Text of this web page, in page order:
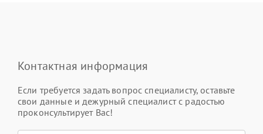
Контактная информация
Если требуется задать вопрос специалисту, оставьте
свои данные и дежурный специалист с радостью
проконсультирует Вас!